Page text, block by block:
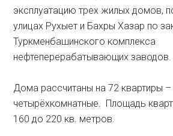
эксплуатацию трех жилых домов,
улицах Рухыет и Бахры Хазар по
Туркменбашинского комплекса
нефтеперерабатывающих заводов.
Дома рассчитаны на 72 квартиры
четырёхкомнатные. Площадь
160 до 220 кв. метров.